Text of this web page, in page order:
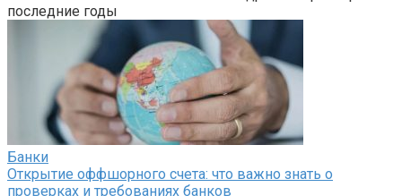
последние годы
Банки
Открытие оффшорного счета: что важно знать о
проверках и требованиях банков